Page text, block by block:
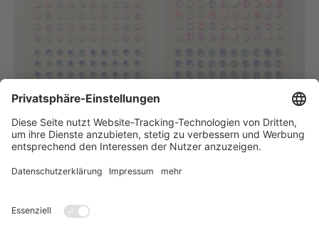
Selbstklebende Pailletten
in Pastelltönen
#160387